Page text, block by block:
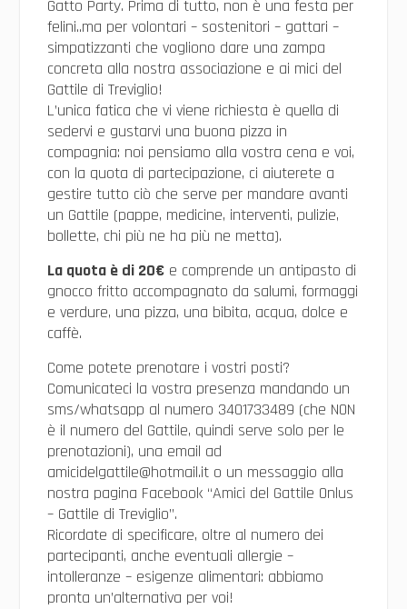
Gatto Party. Prima di tutto, non è una festa per
felini..ma per volontari – sostenitori – gattari –
simpatizzanti che vogliono dare una zampa
concreta alla nostra associazione e ai mici del
Gattile di Treviglio!
L’unica fatica che vi viene richiesta è quella di
sedervi e gustarvi una buona pizza in
compagnia: noi pensiamo alla vostra cena e voi,
con la quota di partecipazione, ci aiuterete a
gestire tutto ciò che serve per mandare avanti
un Gattile (pappe, medicine, interventi, pulizie,
bollette, chi più ne ha più ne metta).
La quota è di 20€e comprende un antipasto di
gnocco fritto accompagnato da salumi, formaggi
e verdure, una pizza, una bibita, acqua, dolce e
caffè.
Come potete prenotare i vostri posti?
Comunicateci la vostra presenza mandando un
sms/whatsapp al numero 3401733489 (che NON
è il numero del Gattile, quindi serve solo per le
prenotazioni), una email ad
amicidelgattile@hotmail.it o un messaggio alla
nostra pagina Facebook “Amici del Gattile Onlus
– Gattile di Treviglio”.
Ricordate di specificare, oltre al numero dei
partecipanti, anche eventuali allergie –
intolleranze – esigenze alimentari: abbiamo
pronta un’alternativa per voi!